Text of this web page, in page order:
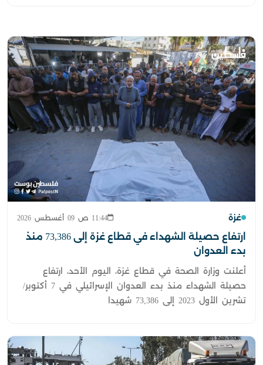
غزة 11:44 ص 09 أغسطس 2026
ارتفاع حصيلة الشهداء في قطاع غزة إلى 73,386 منذ
بدء العدوان
أعلنت وزارة الصحة في قطاع غزة، اليوم الأحد، ارتفاع
حصيلة الشهداء منذ بدء العدوان الإسرائيلي في 7 أكتوبر/
تشرين الأول 2023 إلى 73,386 شهيدا